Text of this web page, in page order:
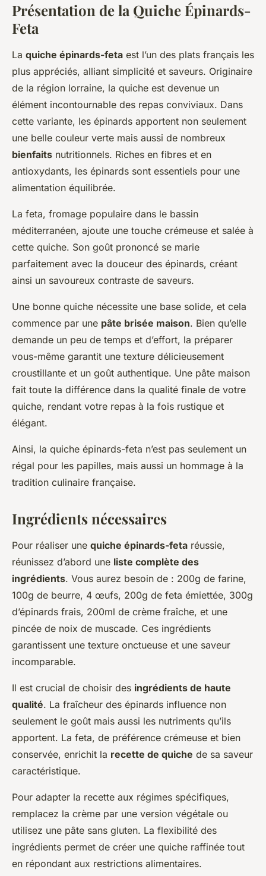
Présentation de la Quiche Épinards-
Feta
La quiche épinards-feta est l’un des plats français les
plus appréciés, alliant simplicité et saveurs. Originaire
de la région lorraine, la quiche est devenue un
élément incontournable des repas conviviaux. Dans
cette variante, les épinards apportent non seulement
une belle couleur verte mais aussi de nombreux
bienfaits nutritionnels. Riches en fibres et en
antioxydants, les épinards sont essentiels pour une
alimentation équilibrée.
La feta, fromage populaire dans le bassin
méditerranéen, ajoute une touche crémeuse et salée à
cette quiche. Son goût prononcé se marie
parfaitement avec la douceur des épinards, créant
ainsi un savoureux contraste de saveurs.
Une bonne quiche nécessite une base solide, et cela
commence par une pâte brisée maison. Bien qu’elle
demande un peu de temps et d’effort, la préparer
vous-même garantit une texture délicieusement
croustillante et un goût authentique. Une pâte maison
fait toute la différence dans la qualité finale de votre
quiche, rendant votre repas à la fois rustique et
élégant.
Ainsi, la quiche épinards-feta n’est pas seulement un
régal pour les papilles, mais aussi un hommage à la
tradition culinaire française.
Ingrédients nécessaires
Pour réaliser une quiche épinards-feta réussie,
réunissez d’abord une liste complète des
ingrédients. Vous aurez besoin de : 200g de farine,
100g de beurre, 4 œufs, 200g de feta émiettée, 300g
d’épinards frais, 200ml de crème fraîche, et une
pincée de noix de muscade. Ces ingrédients
garantissent une texture onctueuse et une saveur
incomparable.
Il est crucial de choisir des ingrédients de haute
qualité. La fraîcheur des épinards influence non
seulement le goût mais aussi les nutriments qu’ils
apportent. La feta, de préférence crémeuse et bien
conservée, enrichit la recette de quiche de sa saveur
caractéristique.
Pour adapter la recette aux régimes spécifiques,
remplacez la crème par une version végétale ou
utilisez une pâte sans gluten. La flexibilité des
ingrédients permet de créer une quiche raffinée tout
en répondant aux restrictions alimentaires.